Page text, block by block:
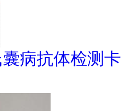
病抗体检测卡